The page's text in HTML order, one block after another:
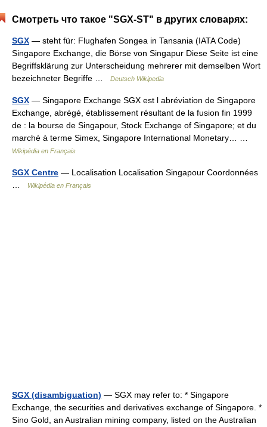
Смотреть что такое "SGX-ST" в других словарях:
SGX — steht für: Flughafen Songea in Tansania (IATA Code)
Singapore Exchange, die Börse von Singapur Diese Seite ist eine
Begriffsklärung zur Unterscheidung mehrerer mit demselben Wort
bezeichneter Begriffe …
Deutsch Wikipedia
SGX — Singapore Exchange SGX est l abréviation de Singapore
Exchange, abrégé, établissement résultant de la fusion fin 1999
de : la bourse de Singapour, Stock Exchange of Singapore; et du
marché à terme Simex, Singapore International Monetary… …
Wikipédia en Français
SGX Centre — Localisation Localisation Singapour Coordonnées
Wikipédia en Français
SGX (disambiguation) — SGX may refer to: * Singapore
Exchange, the securities and derivatives exchange of Singapore. *
Sino Gold, an Australian mining company, listed on the Australian